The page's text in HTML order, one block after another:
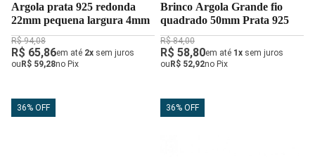
Argola prata 925 redonda
22mm pequena largura 4mm
R$ 94,08
R$ 65,86em até 2x sem juros
ou R$ 59,28no Pix
Brinco Argola Grande fio
quadrado 50mm Prata 925
R$ 84,00
R$ 58,80em até 1x sem juros
ou R$ 52,92no Pix
36% OFF 36% OFF